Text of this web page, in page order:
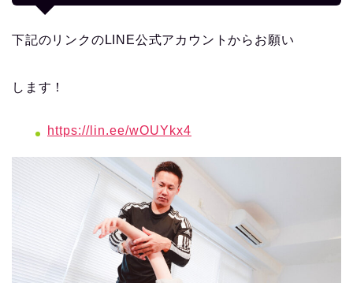
下記のリンクのLINE公式アカウントからお願い
します！
https://lin.ee/wOUYkx4